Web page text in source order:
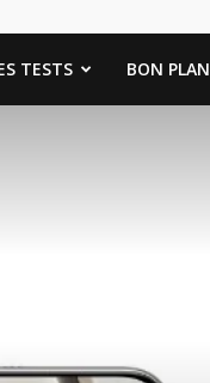
TESTS BON PLAN